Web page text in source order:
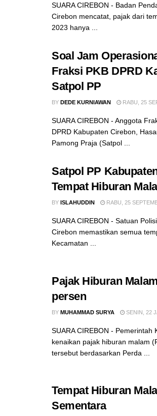
SUARA CIREBON - Badan
Cirebon mencatat, pajak dari
2023 hanya ...
Soal Jam
Fraksi PKB DPRD
Satpol PP
BY DEDE KURNIAWAN RABU, 25
SUARA CIREBON - Anggota
DPRD Kabupaten Cirebon,
Pamong Praja (Satpol ...
Satpol PP
Tempat Hiburan
BY ISLAHUDDIN RABU, 25
SUARA CIREBON - Satuan
Cirebon memastikan semua
Kecamatan ...
Pajak Hiburan
persen
BY MUHAMMAD SURYA SENIN, 22
SUARA CIREBON -
kenaikan pajak hiburan malam
tersebut berdasarkan Perda ...
Tempat Hiburan
Sementara